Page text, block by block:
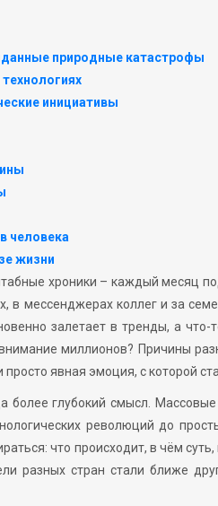
природные катастрофы
инициативы
человека
жизни
хроники – каждый месяц
в мессенджерах коллег и за
залетает в тренды, а
миллионов? Причины
явная эмоция, с которой
более глубокий смысл.
революций до
что происходит, в чём
разных стран стали ближе